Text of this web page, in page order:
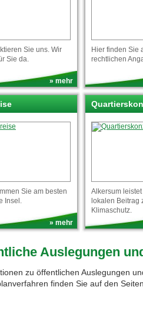
Sie uns. Wir
Sie da.
» mehr
Hier finden Sie
rechtlichen
Sie am besten
Insel.
» mehr
Alkersum
lokalen Beitrag
Klimaschutz.
Auslegungen
zu öffentlichen Auslegungen
finden Sie auf den